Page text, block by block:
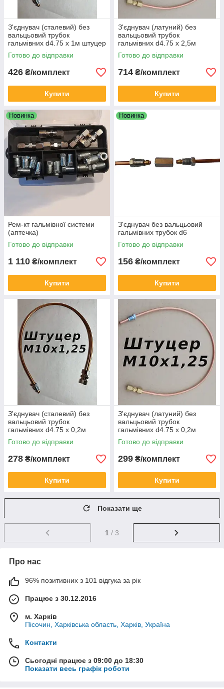
З'єднувач (сталевий) без
вальцьовий трубок
гальмівних d4.75 х 1м штуцер
М10х1
Готово до відправки
426 ₴/комплект
Купити
З'єднувач (латуний) без
вальцьовий трубок
гальмівних d4.75 х 2,5м
штуцер М10х1
Готово до відправки
714 ₴/комплект
Купити
Новинка
Рем-кт гальмівної системи
(аптечка)
Готово до відправки
1 110 ₴/комплект
Купити
Новинка
З'єднувач без вальцьовий
гальмівних трубок d6
Готово до відправки
156 ₴/комплект
Купити
З'єднувач (сталевий) без
вальцьовий трубок
гальмівних d4.75 х 0,2м
штуцер М10х1,25
Готово до відправки
278 ₴/комплект
Купити
З'єднувач (латуний) без
вальцьовий трубок
гальмівних d4.75 х 0,2м
штуцер М10х1,25
Готово до відправки
299 ₴/комплект
Купити
Показати ще
1 / 3
Про нас
96% позитивних з 101 відгука за рік
Працює з 30.12.2016
м. Харків
Пісочин, Харківська область, Харків, Україна
Контакти
Сьогодні працює з 09:00 до 18:30
Показати весь графік роботи